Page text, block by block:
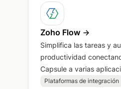
Zoho Flow
Simplifica las tareas y
productividad
Capsule a varias
Plataformas de integración